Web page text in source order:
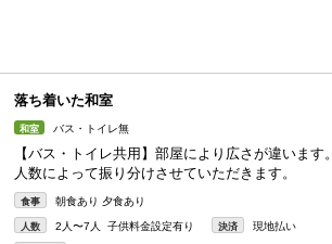
落ち着いた和室
和室 バス・トイレ無
【バス・トイレ共用】部屋により広さが違います。
人数によって振り分けさせていただきます。
食事 朝食あり 夕食あり
人数 2人〜7人 子供料金設定有り 決済 現地払い